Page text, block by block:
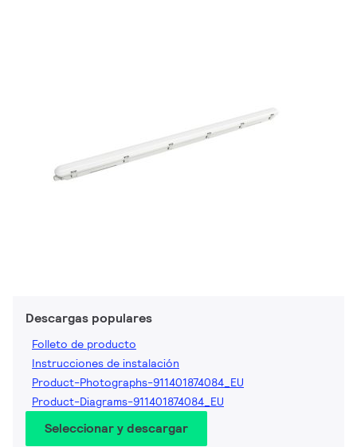
Descargas populares
Folleto de producto
Instrucciones de instalación
Product-Photographs-911401874084_EU
Product-Diagrams-911401874084_EU
Seleccionar y descargar